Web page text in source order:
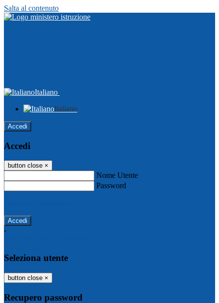
Salta al contenuto
Italiano
Italiano
Accedi
Accedi
button close ×
Nome Utente
Password
-
Seleziona utente
button close ×
Recupero password